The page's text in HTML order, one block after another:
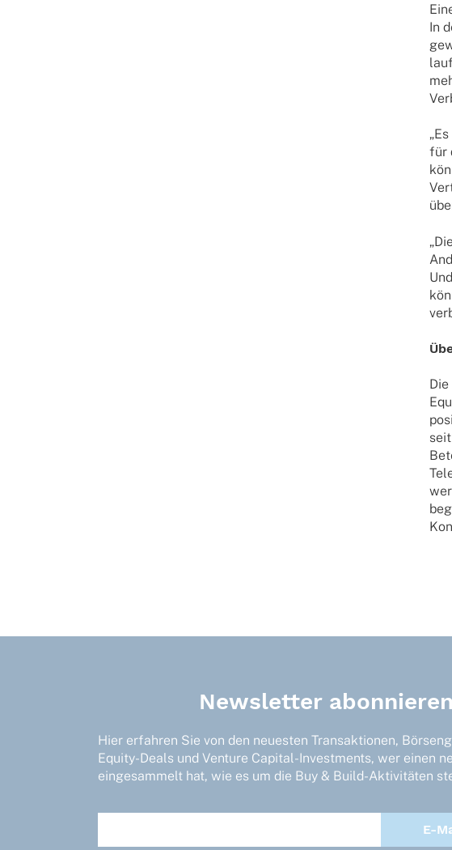
In
für
Newsletter abonnieren
Hier erfahren Sie von den neuesten Transaktionen,
Equity-Deals und Venture Capital-Investments, wer einen
eingesammelt hat, wie es um die Buy & Build-Aktivitäten